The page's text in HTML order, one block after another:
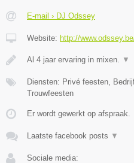
E-mail › DJ Odssey
Website: http://
Al 4 jaar ervaring in mixen. ▼
Diensten: Privé feesten,
Trouwfeesten
Er wordt gewerkt op afspraak.
Laatste facebook posts ▼
Sociale media: